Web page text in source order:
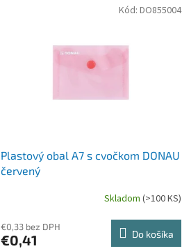
Plastový obal A7 s cvočkom DONAU
červený
Skladom (>100 KS)
€0,33 bez DPH
€0,41 Do košíka
Kód: DO855004